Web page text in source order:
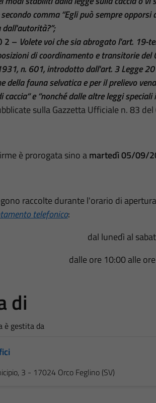
comma “Egli può sempre
2 – Volete voi che sia abrogato l'art. 19-
di coordinamento e transitorie del
n. 601, introdotto dall'art. 3 Legge
della fauna selvatica e per il prelievo
caccia“ e “nonché dalle altre leggi
sulla Gazzetta Ufficiale n. 83
è prorogata sino amartedì 05/09/
raccolte durante l'orario di
telefonico:
dal lunedì al
dalle ore 10:00 alle
di
è gestita da
3 - 17024 Orco Feglino (SV)